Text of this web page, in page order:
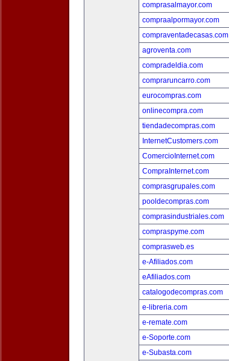
comprasalmayor.com
compraalpormayor.com
compraventadecasas.com
agroventa.com
compradeldia.com
compraruncarro.com
eurocompras.com
onlinecompra.com
tiendadecompras.com
InternetCustomers.com
ComercioInternet.com
CompraInternet.com
comprasgrupales.com
pooldecompras.com
comprasindustriales.com
compraspyme.com
comprasweb.es
e-Afiliados.com
eAfiliados.com
catalogodecompras.com
e-libreria.com
e-remate.com
e-Soporte.com
e-Subasta.com